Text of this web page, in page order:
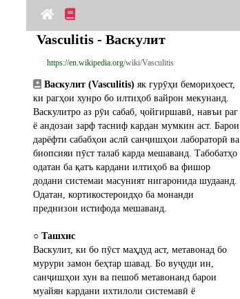
Vasculitis - Васкулит
https://en.wikipedia.org/wiki/Vasculitis
Васкулит (Vasculitis) як гурӯҳи бемориҳоест,
ки рагҳои хунро бо илтиҳоб вайрон мекунанд.
Васкулитро аз рӯи сабаб, ҷойгиршавӣ, навъи раг
ё андозаи зарф тасниф кардан мумкин аст. Барои
дарёфти сабабҳои аслӣ санҷишҳои лабораторӣ ва
биопсияи пӯст талаб карда мешаванд. Табобатҳо
одатан ба қатъ кардани илтиҳоб ва фишор
додани системаи масуният нигаронида шудаанд.
Одатан, кортикостероидҳо ба монанди
преднизон истифода мешаванд.
○ Ташхис
Васкулит, ки бо пӯст маҳдуд аст, метавонад бо
мурури замон беҳтар шавад. Бо вуҷуди ин,
санҷишҳои хун ва пешоб метавонанд барои
муайян кардани ихтилоли системавӣ ё